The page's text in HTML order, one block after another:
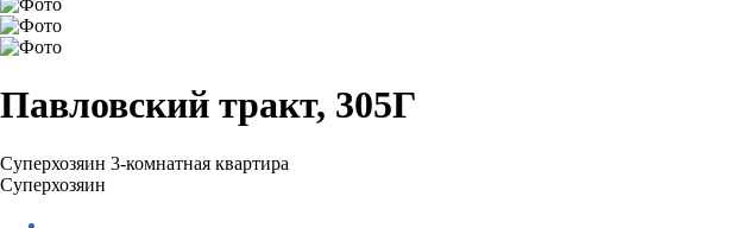
Павловский тракт, 305Г
Суперхозяин 3-комнатная квартира
Суперхозяин